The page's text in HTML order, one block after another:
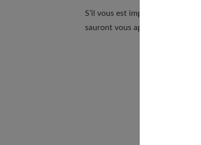
S’il vous est impossible
sauront vous apporter